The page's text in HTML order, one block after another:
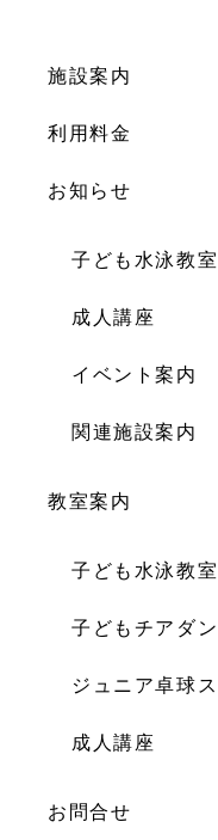
施設案内
利用料金
お知らせ
子ども水泳教室
成人講座
イベント案内
関連施設案内
教室案内
子ども水泳教室
子どもチアダ
ジュニア卓球
成人講座
お問合せ
/home/wordstock/
Warning: Attempt to
/home/wordstock/
content/themes/
Warning: Undefined array
/home/wordstock/
content/themes/
: Attempt to
/home/wordstock/
content/themes/
: Undefined
/home/wordstock/
: Attempt to
/home/wordstock/